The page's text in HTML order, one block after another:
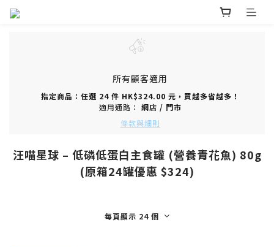
所有顧客適用
指定商品：任選 24 件 HK$324.00 元，買越多省越多！
適用通路： 網店 / 門市
條款與細則
汪喵星球 – 低磷低蛋白主食罐 (營養青花魚) 80g
(原箱24罐優惠 $324)
每頁顯示 24 個